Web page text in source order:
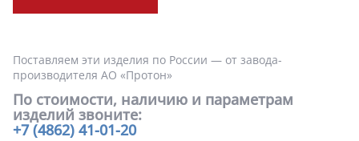
Поставляем эти изделия по России — от завода-
производителя АО «Протон»
По стоимости, наличию и параметрам
изделий звоните:
+7 (4862) 41-01-20